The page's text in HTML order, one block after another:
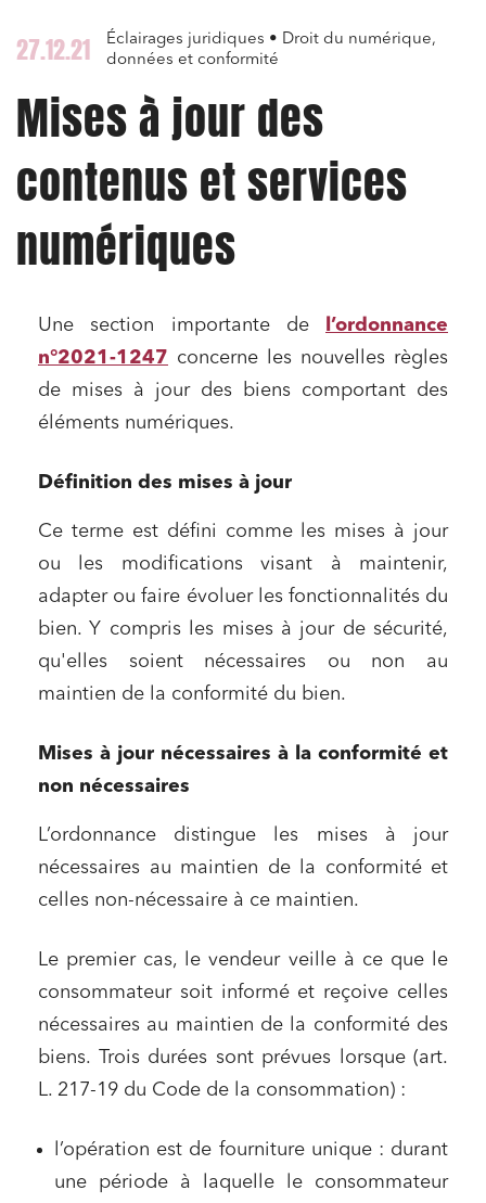
27.12.21
Éclairages juridiques • Droit du numérique,
données et conformité
Mises à jour des
contenus et services
numériques
Une section importante de
l’ordonnance
n°2021-1247 concerne les nouvelles règles
de mises à jour des biens comportant des
éléments numériques.
Définition des mises à jour
Ce terme est défini comme les mises à jour
ou les modifications visant à maintenir,
adapter ou faire évoluer les fonctionnalités du
bien. Y compris les mises à jour de sécurité,
qu'elles soient nécessaires ou non au
maintien de la conformité du bien.
Mises à jour nécessaires à la conformité et
non nécessaires
L’ordonnance distingue les mises à jour
nécessaires au maintien de la conformité et
celles non-nécessaire à ce maintien.
Le premier cas, le vendeur veille à ce que le
consommateur soit informé et reçoive celles
nécessaires au maintien de la conformité des
biens. Trois durées sont prévues lorsque (art.
L. 217-19 du Code de la consommation) :
l’opération est de fourniture unique : durant
une période à laquelle le consommateur